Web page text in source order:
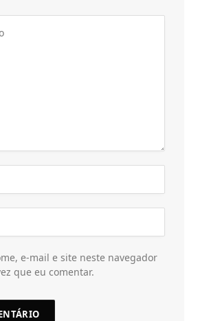
e-mail e site neste navegador
que eu comentar.